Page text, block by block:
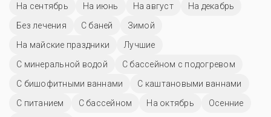
На сентябрь На июнь На август
На декабрь
Без лечения
С баней
Зимой
На майские праздники
Лучшие
С минеральной водой
С бассейном с подогревом
С бишофитными ваннами
С каштановыми ваннами
С питанием
C бассейном На октябрь
Осенние